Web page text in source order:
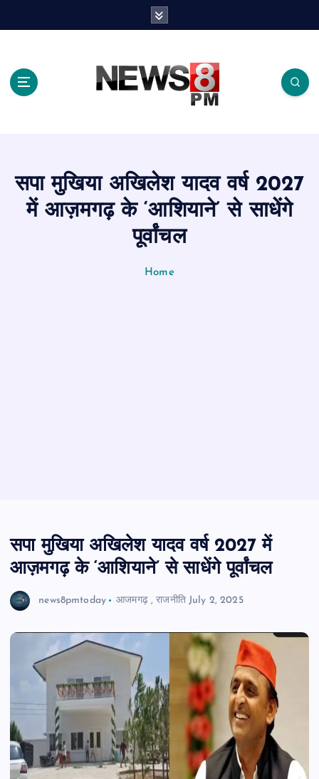
सपा मुखिया अखिलेश यादव वर्ष 2027
में आज़मगढ़ के ‘आशियाने’ से साधेंगे
पूर्वांचल
Home
सपा मुखिया अखिलेश यादव वर्ष 2027 में
आज़मगढ़ के ‘आशियाने’ से साधेंगे पूर्वांचल
news8pmtoday आजमगढ़,राजनीति July 2, 2025